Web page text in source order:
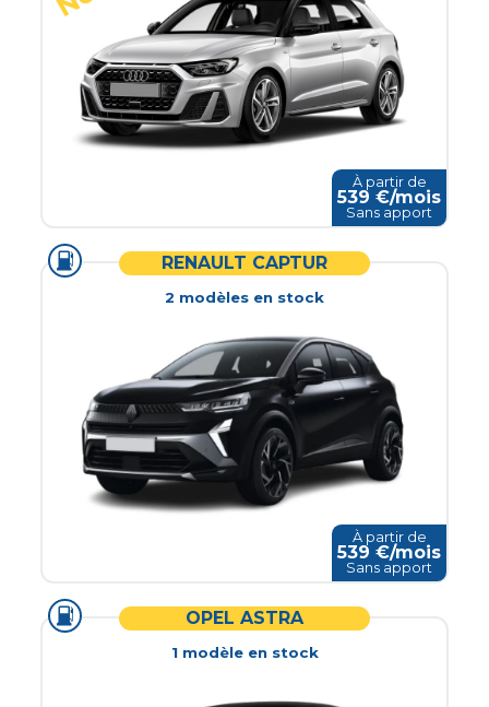
À partir de
539 €/mois
Sans apport
RENAULT CAPTUR
2 modèles en stock
À partir de
539 €/mois
Sans apport
OPEL ASTRA
1modèleen stock